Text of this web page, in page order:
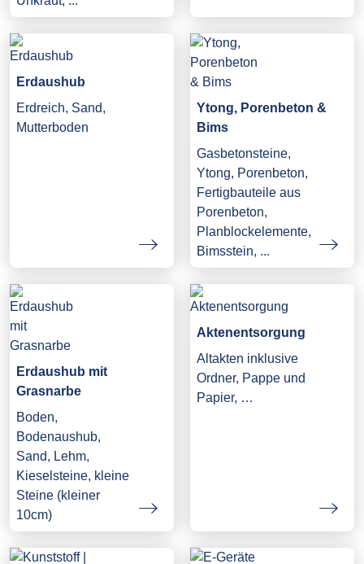
Erdaushub
Erdreich, Sand,
Mutterboden
Ytong, Porenbeton &
Bims
Gasbetonsteine,
Ytong, Porenbeton,
Fertigbauteile aus
Porenbeton,
Planblockelemente,
Bimsstein, ...
Erdaushub mit
Grasnarbe
Boden,
Bodenaushub,
Sand, Lehm,
Kieselsteine, kleine
Steine (kleiner
10cm)
Aktenentsorgung
Altakten inklusive
Ordner, Pappe und
Papier, …